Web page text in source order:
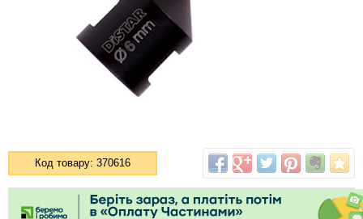
Код товару: 370616